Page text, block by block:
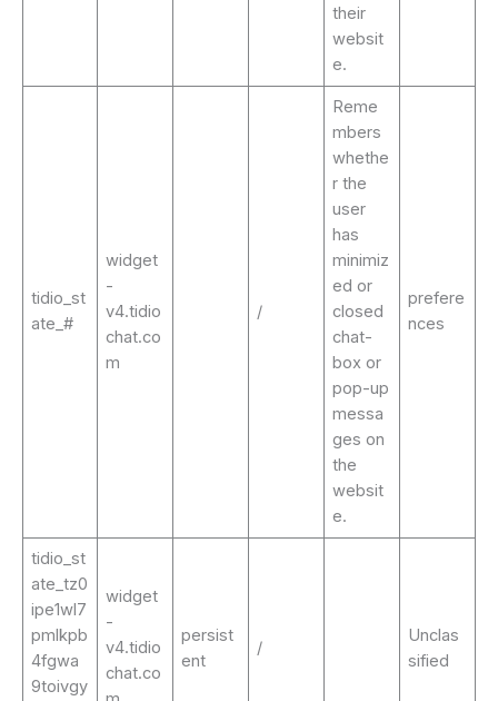
their
websit
e.
tidio_st
ate_#
widget
-
v4.tidio
chat.co
m
/
Reme
mbers
whethe
r the
user
has
minimiz
ed or
closed
chat-
box or
pop-up
messa
ges on
the
websit
e.
prefere
nces
tidio_st
ate_tz0
ipe1wl7
pmlkpb
4fgwa
9toivgy
widget
-
v4.tidio
chat.co
persist
ent
/
Unclas
sified